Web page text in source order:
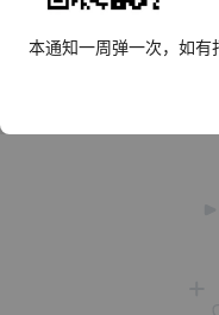
本通知一周弹一次，如有